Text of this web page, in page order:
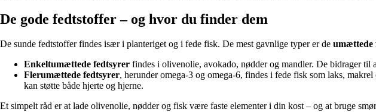
De gode fedtstoffer – og hvor du finder dem
De sunde fedtstoffer findes især i planteriget og i fede fisk. De mest gavnlige typer er de umættede
Enkeltumættede fedtsyrer findes i olivenolie, avokado, nødder og mandler. De bidrager
Flerumættede fedtsyrer, herunder omega-3 og omega-6, findes i fede fisk som laks,
kan støtte både hjerte og hjerne.
Et simpelt råd er at lade olivenolie, nødder og fisk være faste elementer i din kost – og at bruge